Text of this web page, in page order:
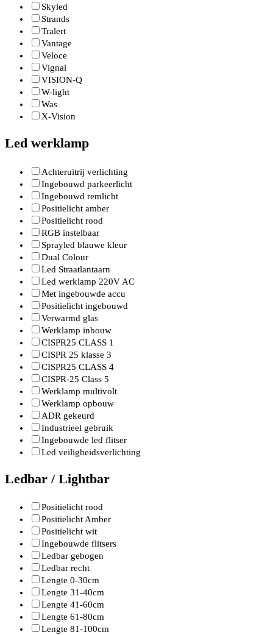
Skyled
Strands
Tralert
Vantage
Veloce
Vignal
VISION-Q
W-light
Was
X-Vision
Led werklamp
Achteruitrij verlichting
Ingebouwd parkeerlicht
Ingebouwd remlicht
Positielicht amber
Positielicht rood
RGB instelbaar
Sprayled blauwe kleur
Dual Colour
Led Straatlantaarn
Led werklamp 220V AC
Met ingebouwde accu
Positielicht ingebouwd
Verwarmd glas
Werklamp inbouw
CISPR25 CLASS 1
CISPR 25 klasse 3
CISPR25 CLASS 4
CISPR-25 Class 5
Werklamp multivolt
Werklamp opbouw
ADR gekeurd
Industrieel gebruik
Ingebouwde led flitser
Led veiligheidsverlichting
Ledbar / Lightbar
Positielicht rood
Positielicht Amber
Positielicht wit
Ingebouwde flitsers
Ledbar gebogen
Ledbar recht
Lengte 0-30cm
Lengte 31-40cm
Lengte 41-60cm
Lengte 61-80cm
Lengte 81-100cm